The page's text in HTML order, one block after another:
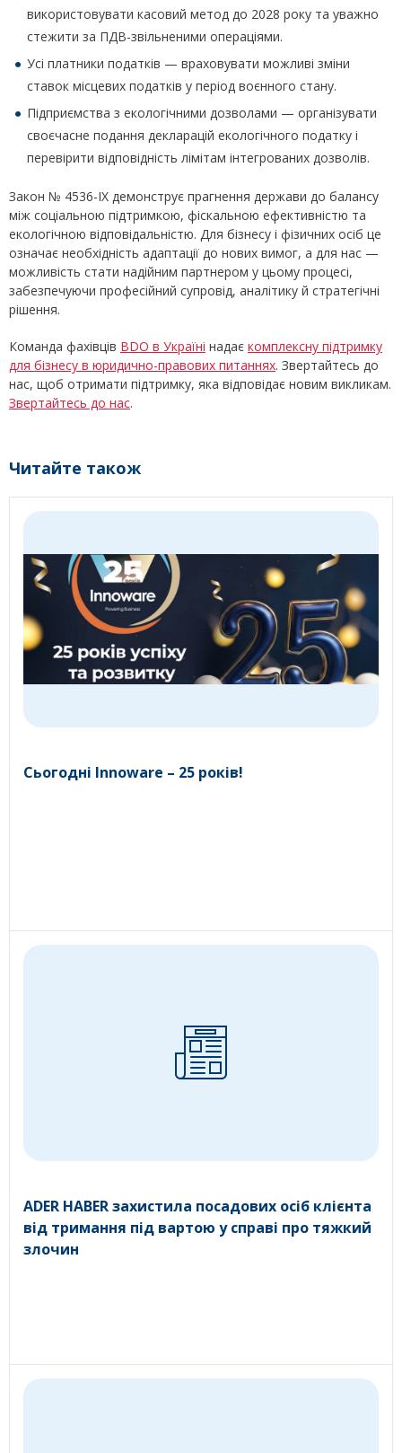
використовувати касовий метод до 2028 року та уважно
стежити за ПДВ-звільненими операціями.
Усі платники податків — враховувати можливі зміни
ставок місцевих податків у період воєнного стану.
Підприємства з екологічними дозволами — організувати
своєчасне подання декларацій екологічного податку і
перевірити відповідність лімітам інтегрованих дозволів.
Закон № 4536-IX демонструє прагнення держави до балансу
між соціальною підтримкою, фіскальною ефективністю та
екологічною відповідальністю. Для бізнесу і фізичних осіб це
означає необхідність адаптації до нових вимог, а для нас —
можливість стати надійним партнером у цьому процесі,
забезпечуючи професійний супровід, аналітику й стратегічні
рішення.
Команда фахівців BDO в Україні надає комплексну підтримку
для бізнесу в юридично-правових питаннях. Звертайтесь до
нас, щоб отримати підтримку, яка відповідає новим викликам.
Звертайтесь до нас.
Читайте також
Сьогодні Innoware – 25 років!
ADER HABER захистила посадових осіб клієнта
від тримання під вартою у справі про тяжкий
злочин